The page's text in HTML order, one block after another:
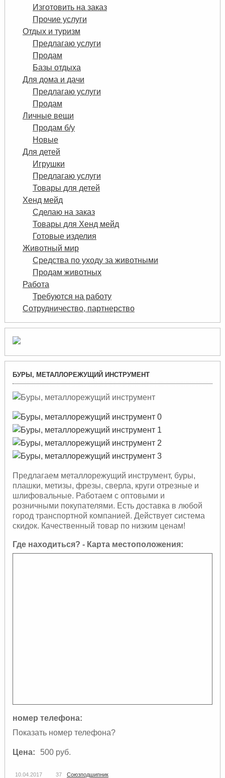
Изготовить на заказ
Прочие услуги
Отдых и туризм
Предлагаю услуги
Продам
Базы отдыха
Для дома и дачи
Предлагаю услуги
Продам
Личные вещи
Продам б/у
Новые
Для детей
Игрушки
Предлагаю услуги
Товары для детей
Хенд мейд
Сделаю на заказ
Товары для Хенд мейд
Готовые изделия
Животный мир
Средства по уходу за животными
Продам животных
Работа
Требуются на работу
Сотрудничество, партнерство
БУРЫ, МЕТАЛЛОРЕЖУЩИЙ ИНСТРУМЕНТ
Предлагаем металлорежущий инструмент, буры,
плашки, метизы, фрезы, сверла, круги отрезные и
шлифовальные. Работаем с оптовыми и
розничными покупателями. Есть доставка в любой
город транспортной компанией. Действует система
скидок. Качественный товар по низким ценам!
Где находиться? - Карта местоположения:
номер телефона:
Показать номер телефона?
Цена: 500 руб.
10.04.2017 37 Союзподшипник